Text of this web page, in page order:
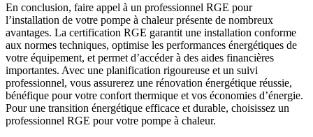
En conclusion, faire appel à un professionnel RGE pour
l’installation de votre pompe à chaleur présente de nombreux
avantages. La certification RGE garantit une installation conforme
aux normes techniques, optimise les performances énergétiques de
votre équipement, et permet d’accéder à des aides financières
importantes. Avec une planification rigoureuse et un suivi
professionnel, vous assurerez une rénovation énergétique réussie,
bénéfique pour votre confort thermique et vos économies d’énergie.
Pour une transition énergétique efficace et durable, choisissez un
professionnel RGE pour votre pompe à chaleur.